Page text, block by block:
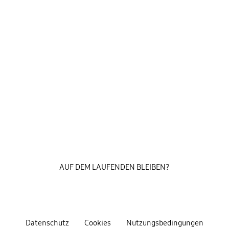
Datenschutz Cookies Nutzungsbedingungen
AUF DEM LAUFENDEN BLEIBEN?